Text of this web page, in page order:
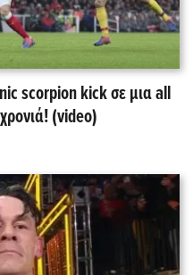
scorpion kick σε μια all
(video)